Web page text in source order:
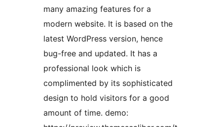
many amazing features for a
modern website. It is based on the
latest WordPress version, hence
bug-free and updated. It has a
professional look which is
complimented by its sophisticated
design to hold visitors for a good
amount of time. demo: